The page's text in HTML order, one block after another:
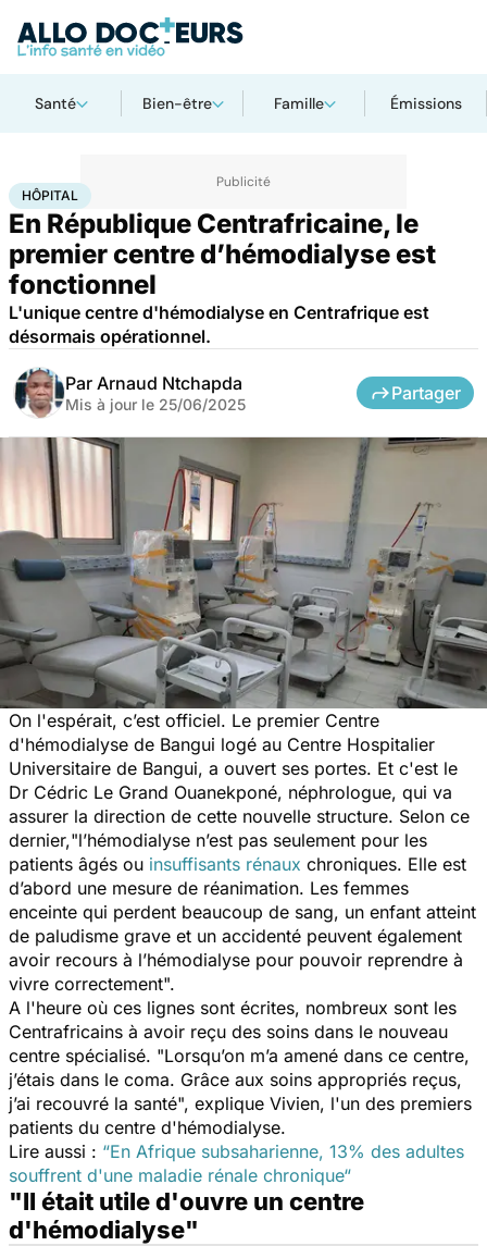
Santé Bien-être Famille Émissions
AccueilSanté Santé publiqueHôpital
HÔPITAL
En République Centrafricaine, le
premier centre d’hémodialyse est
fonctionnel
L'unique centre d'hémodialyse en Centrafrique est
désormais opérationnel.
Par Arnaud Ntchapda
Mis à jour le 25/06/2025
Partager
On l'espérait, c’est officiel. Le premier Centre
d'hémodialyse de Bangui logé au Centre Hospitalier
Universitaire de Bangui, a ouvert ses portes. Et c'est le
Dr Cédric Le Grand Ouanekponé, néphrologue, qui va
assurer la direction de cette nouvelle structure. Selon ce
dernier,"l’hémodialyse n’est pas seulement pour les
patients âgés ou insuffisants rénaux chroniques. Elle est
d’abord une mesure de réanimation. Les femmes
enceinte qui perdent beaucoup de sang, un enfant atteint
de paludisme grave et un accidenté peuvent également
avoir recours à l’hémodialyse pour pouvoir reprendre à
vivre correctement".
A l'heure où ces lignes sont écrites, nombreux sont les
Centrafricains à avoir reçu des soins dans le nouveau
centre spécialisé. "Lorsqu’on m’a amené dans ce centre,
j’étais dans le coma. Grâce aux soins appropriés reçus,
j’ai recouvré la santé", explique Vivien, l'un des premiers
patients du centre d'hémodialyse.
Lire aussi : “En Afrique subsaharienne, 13% des adultes
souffrent d'une maladie rénale chronique“
"Il était utile d'ouvre un centre
d'hémodialyse"